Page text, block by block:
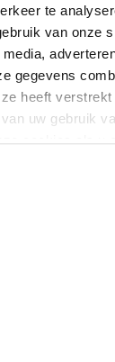
te
van onze
gegevens
heeft
uw gebruik
cookies als u
Meraki MV23M